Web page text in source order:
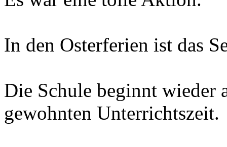
In den Osterferien ist das
Die Schule beginnt wieder
gewohnten Unterrichtszeit.